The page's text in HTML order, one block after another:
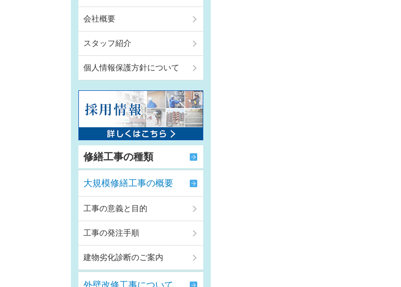
会社概要
スタッフ紹介
個人情報保護方針について
修繕工事の種類
大規模修繕工事の概要
工事の意義と目的
工事の発注手順
建物劣化診断のご案内
外壁改修工事について